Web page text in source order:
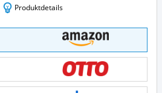
Produktdetails